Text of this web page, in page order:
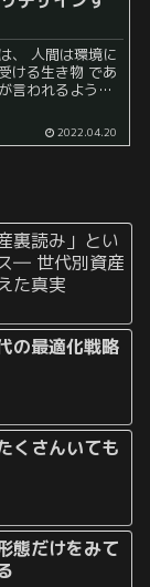
環境に
る生き物 であ
言われるように
ていると思われ
2022.04.20
裏読み」とい
― 世代別資産
た真実
の最適化戦略
くさんいても
態だけをみて